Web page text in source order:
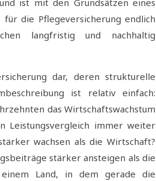
ist mit den Grundsätzen eines
die Pflegeversicherung endlich
langfristig und nachhaltig
dar, deren strukturelle
ist relativ einfach:
das Wirtschaftswachstum
Leistungsvergleich immer weiter
wachsen als die Wirtschaft?
stärker ansteigen als die
Land, in dem gerade die